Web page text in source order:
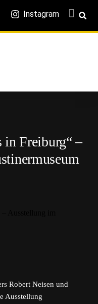
Instagram
in Freiburg“ –
Robert Neisen und
Ausstellung